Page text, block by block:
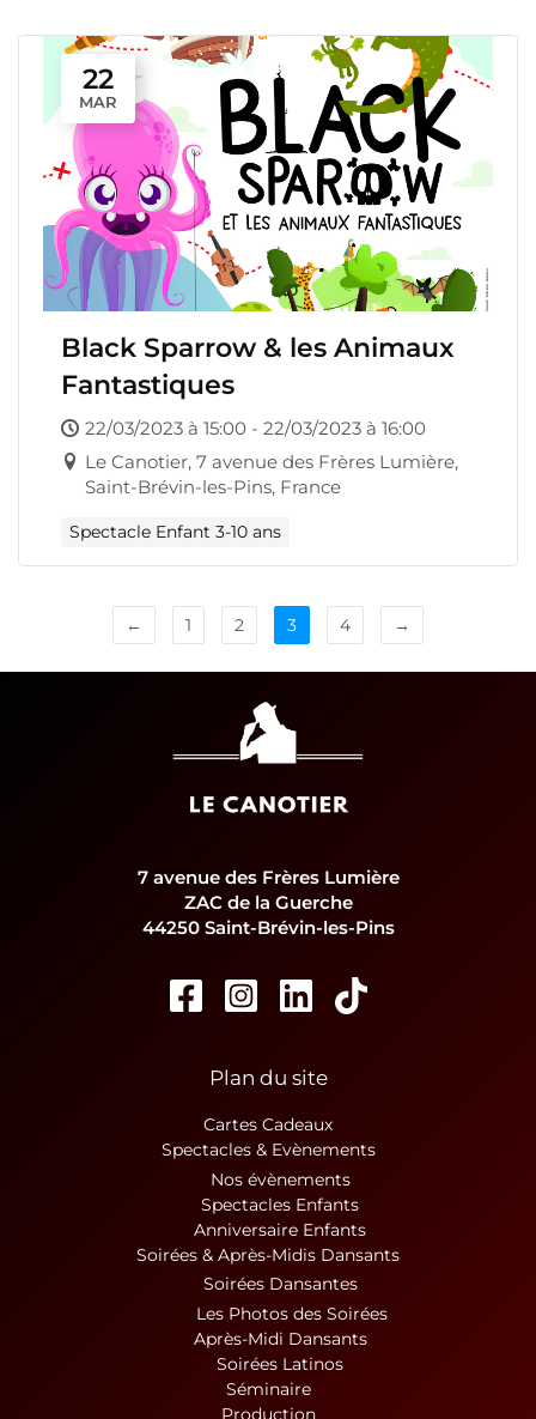
22
MAR
Black Sparrow & les Animaux
Fantastiques
22/03/2023 à 15:00 - 22/03/2023 à 16:00
Le Canotier, 7 avenue des Frères Lumière,
Saint-Brévin-les-Pins, France
Spectacle Enfant 3-10 ans
← 1 2 3 4 →
7 avenue des Frères Lumière
ZAC de la Guerche
44250 Saint-Brévin-les-Pins
Plan du site
Cartes Cadeaux
Spectacles & Evènements
Nos évènements
Spectacles Enfants
Anniversaire Enfants
Soirées & Après-Midis Dansants
Soirées Dansantes
Les Photos des Soirées
Après-Midi Dansants
Soirées Latinos
Séminaire
Production